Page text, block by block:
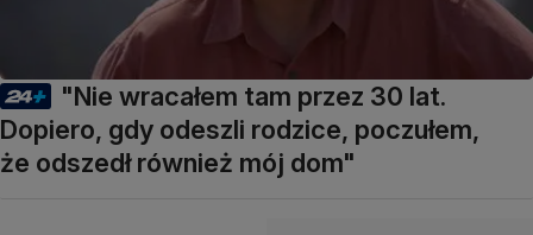
"Nie wracałem tam przez 30 lat.
Dopiero, gdy odeszli rodzice, poczułem,
że odszedł również mój dom"